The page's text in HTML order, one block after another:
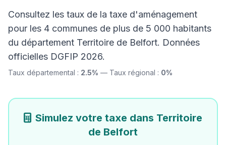
Consultez les taux de la taxe d'aménagement
pour les 4 communes de plus de 5 000 habitants
du département Territoire de Belfort. Données
officielles DGFIP 2026.
Taux départemental : 2.5% — Taux régional : 0%
Simulez votre taxe dans Territoire
de Belfort